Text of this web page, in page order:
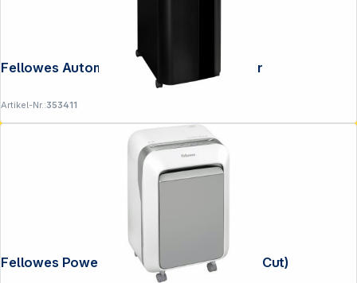
Fellowes Automax 350C Aktenvernichter
Artikel-Nr.:353411
Fellowes Powershred LX 211 weiß (Micro Cut)